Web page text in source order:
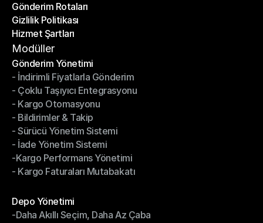
Yardım Merkezi
Gönderim Rotaları
Gönderim Rotaları
Gizlilik Politikası
Gizlilik Politikası
Hizmet Şartları
Hizmet Şartları
Modüller
Gönderim Yönetimi
Gönderim Yönetimi
- İndirimli Fiyatlarla Gönderim
- İndirimli Fiyatlarla Gönderim
- Çoklu Taşıyıcı Entegrasyonu
- Çoklu Taşıyıcı Entegrasyonu
- Kargo Otomasyonu
- Kargo Otomasyonu
- Bildirimler & Takip
- Bildirimler & Takip
- Sürücü Yönetim Sistemi
- Sürücü Yönetim Sistemi
- İade Yönetim Sistemi
- İade Yönetim Sistemi
-Kargo Performans Yönetimi
-Kargo Performans Yönetimi
- Kargo Faturaları Mutabakatı
Depo Yönetimi
Depo Yönetimi
-Daha Akıllı Seçim, Daha Az Çaba